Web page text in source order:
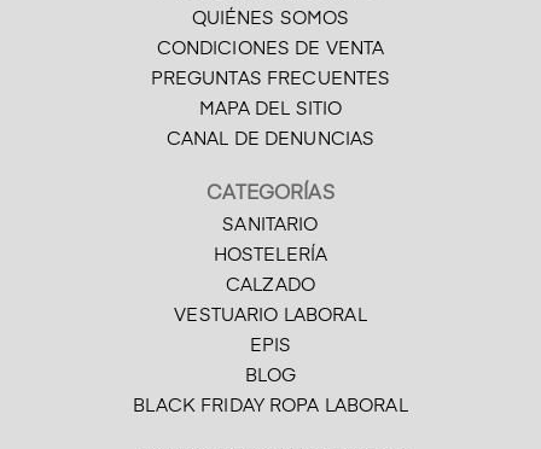
QUIÉNES SOMOS
CONDICIONES DE VENTA
PREGUNTAS FRECUENTES
MAPA DEL SITIO
CANAL DE DENUNCIAS
CATEGORÍAS
SANITARIO
HOSTELERÍA
CALZADO
VESTUARIO LABORAL
EPIS
BLOG
BLACK FRIDAY ROPA LABORAL